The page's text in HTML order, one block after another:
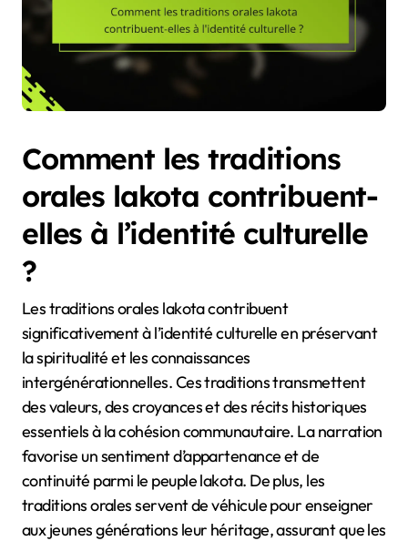
Comment les traditions
orales lakota contribuent-
elles à l’identité culturelle
?
Les traditions orales lakota contribuent
significativement à l’identité culturelle en préservant
la spiritualité et les connaissances
intergénérationnelles. Ces traditions transmettent
des valeurs, des croyances et des récits historiques
essentiels à la cohésion communautaire. La narration
favorise un sentiment d’appartenance et de
continuité parmi le peuple lakota. De plus, les
traditions orales servent de véhicule pour enseigner
aux jeunes générations leur héritage, assurant que les